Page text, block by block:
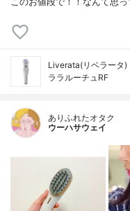
Liverata(リベラータ)
ララルーチュRF
ありふれたオタク
ウーハサウェイ